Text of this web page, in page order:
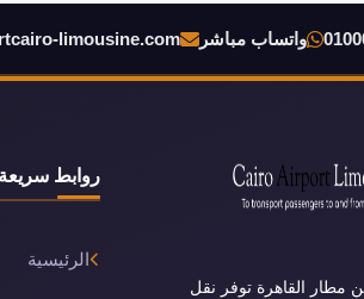
واتساب مباشر limousine.com
مطار القاهرة توفر نقل
روابط سريعة
الرئيسية